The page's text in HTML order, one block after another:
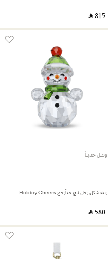
‎ ⃁ ⁦815⁩ ‎
وصل حديثاً
زينة شكل رجل ثلج متأرجح Holiday Cheers
‎ ⃁ ⁦580⁩ ‎